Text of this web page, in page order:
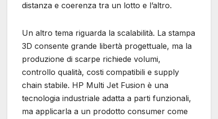
distanza e coerenza tra un lotto e l’altro.
Un altro tema riguarda la scalabilità. La stampa
3D consente grande libertà progettuale, ma la
produzione di scarpe richiede volumi,
controllo qualità, costi compatibili e supply
chain stabile. HP Multi Jet Fusion è una
tecnologia industriale adatta a parti funzionali,
ma applicarla a un prodotto consumer come